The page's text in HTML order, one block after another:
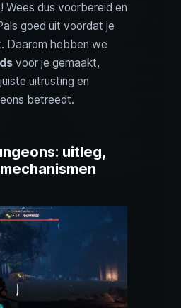
Wees dus voorbereid en
goed uit voordat je
Daarom hebben we
voor je gemaakt,
uitrusting en
betreedt.
uitleg,